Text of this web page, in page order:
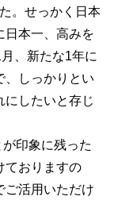
。せっかく日本
日本一、高みを
、新たな1年に
、しっかりとい
にしたいと存じ
印象に残った
ておりますの
ご活用いただけ